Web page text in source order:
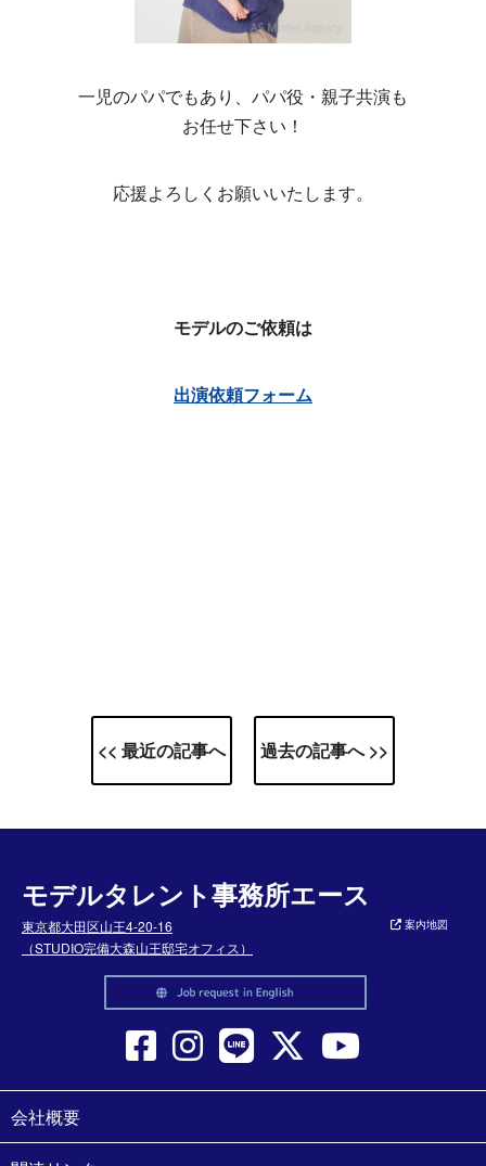
一児のパパでもあり、パパ役・親子共演も
お任せ下さい！
応援よろしくお願いいたします。
モデルのご依頼は
出演依頼フォーム
<< 最近の記事へ 過去の記事へ >>
モデルタレント事務所エース
東京都大田区山王4-20-16
（STUDIO完備大森山王邸宅オフィス）
案内地図
会社概要